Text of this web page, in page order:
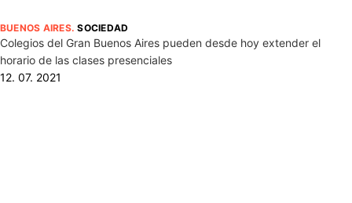
BUENOS AIRES.SOCIEDAD
Colegios del Gran Buenos Aires pueden desde hoy extender el
horario de las clases presenciales
12. 07. 2021